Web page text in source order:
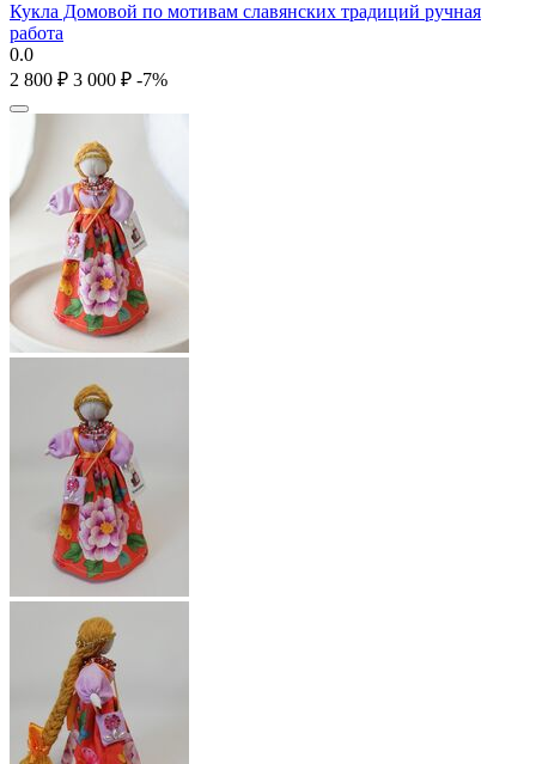
Кукла Домовой по мотивам славянских традиций ручная
работа
0.0
2 800 ₽ 3 000 ₽ -7%